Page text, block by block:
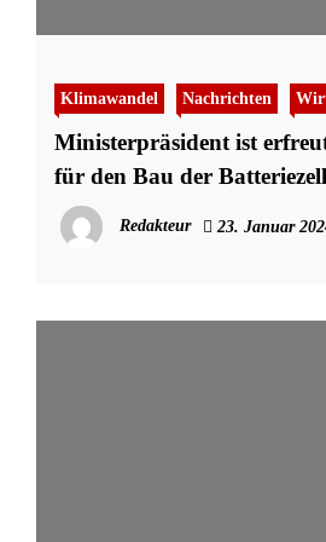
Klimawandel Nachrichten
Ministerpräsident ist
für den Bau der
Northvolt in Heide
Redakteur 23. Januar